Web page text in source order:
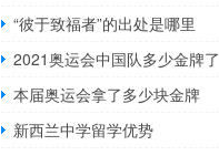
“彼于致福者”的出处是哪里
2021奥运会中国队多少金牌了
本届奥运会拿了多少块金牌
新西兰中学留学优势